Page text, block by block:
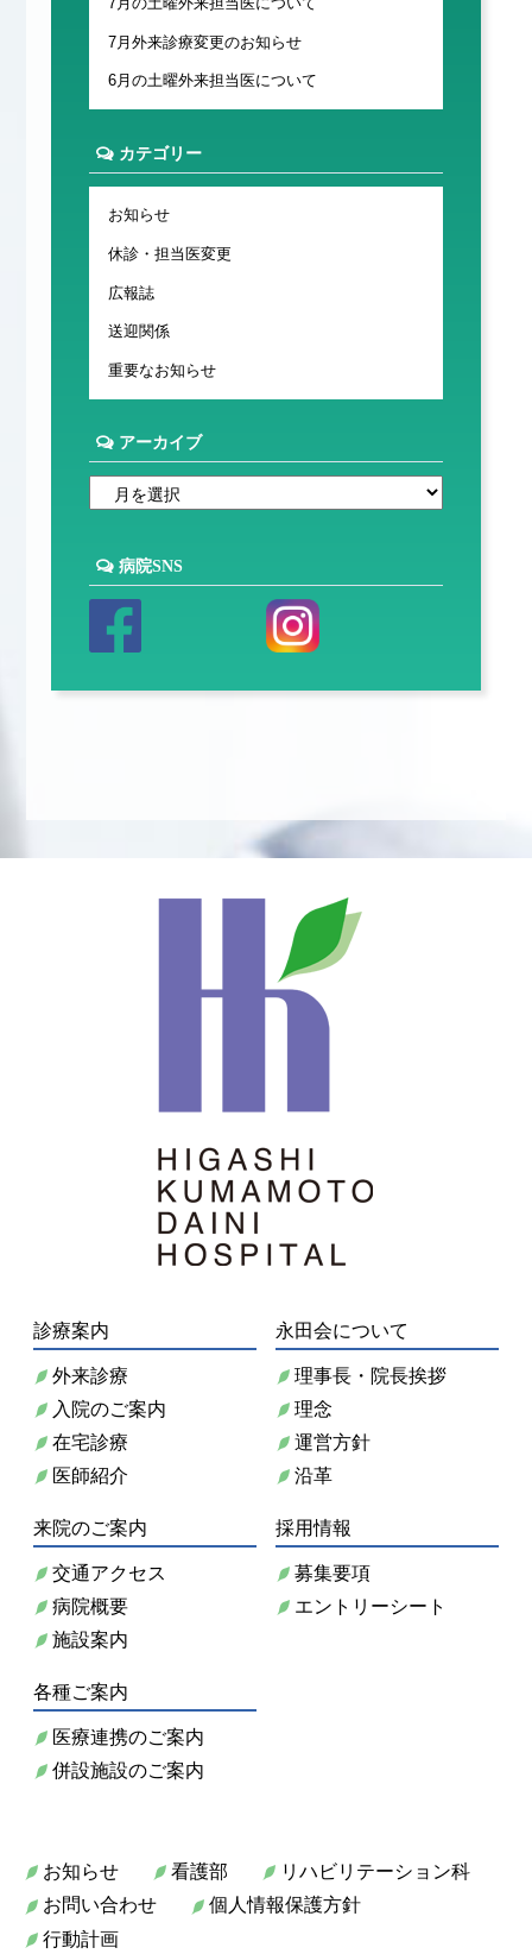
7月外来診療変更のお知らせ
6月の土曜外来担当医について
カテゴリー
お知らせ
休診・担当医変更
広報誌
送迎関係
重要なお知らせ
アーカイブ
病院SNS
診療案内
外来診療
入院のご案内
在宅診療
医師紹介
永田会について
理事長・院長挨拶
理念
運営方針
沿革
来院のご案内
交通アクセス
病院概要
施設案内
採用情報
募集要項
エントリーシート
各種ご案内
医療連携のご案内
併設施設のご案内
お知らせ 看護部
リハビリテーション科
お問い合わせ
個人情報保護方針
行動計画